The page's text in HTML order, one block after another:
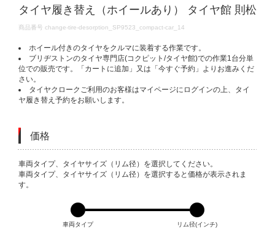
タイヤ履き替え（ホイールあり） タイヤ館 則松
DETAILS
商品番号 change-tire-desorption_SP9523_compact-car_14
ホイール付きのタイヤをクルマに装着する作業です。
ブリヂストンのタイヤ専門店(コクピット/タイヤ館)での作業1台分単
位での販売です。「カートに追加」又は「今すぐ予約」よりお進みくだ
さい。
タイヤクロークご利用のお客様はマイページにログインの上、タイ
ヤ履き替え予約をお願いします。
価格
VARIATIONS
車両タイプ、タイヤサイズ（リム径）を選択してください。
車両タイプ、タイヤサイズ（リム径）を選択すると価格が表示されま
す。
車両タイプ リム径(インチ)